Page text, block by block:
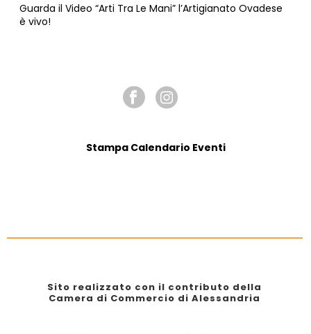
Guarda il Video “Arti Tra Le Mani” l’Artigianato Ovadese
è vivo!
Stampa Calendario Eventi
Sito realizzato con il contributo della
Camera di Commercio di Alessandria